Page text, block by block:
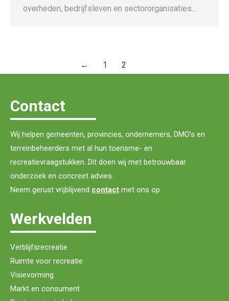
overheden, bedrijfsleven en sectororganisaties…
← 1 2
Contact
Wij helpen gemeenten, provincies, ondernemers, DMO’s en
terreinbeheerders met al hun toerisme- en
recreatievraagstukken. Dit doen wij met betrouwbaar
onderzoek en concreet advies.
Neem gerust vrijblijvend contact met ons op.
Werkvelden
Verblijfsrecreatie
Ruimte voor recreatie
Visievorming
Markt en consument